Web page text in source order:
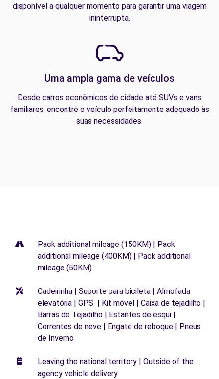
disponível a qualquer momento para garantir uma viagem
ininterrupta.
Uma ampla gama de veículos
Desde carros econômicos de cidade até SUVs e vans
familiares, encontre o veículo perfeitamente adequado às
suas necessidades.
Pack additional mileage (150KM) | Pack
additional mileage (400KM) | Pack additional
mileage (50KM)
Cadeirinha | Suporte para bicileta | Almofada
elevatória | GPS | Kit móvel | Caixa de tejadilho |
Barras de Tejadilho | Estantes de esqui |
Correntes de neve | Engate de reboque | Pneus
de Inverno
Leaving the national territory | Outside of the
agency vehicle delivery